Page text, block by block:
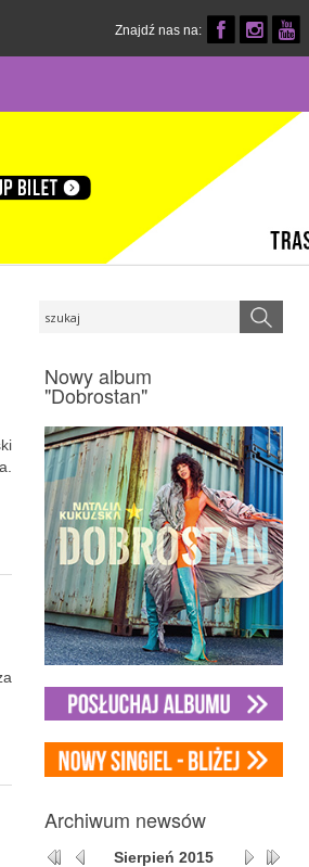
Znajdź nas na:
Nowy album
"Dobrostan"
Archiwum newsów
Sierpień 2015